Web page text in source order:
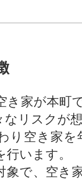
き家が本町
なリスクが
り空き家を
います。
象で、空き